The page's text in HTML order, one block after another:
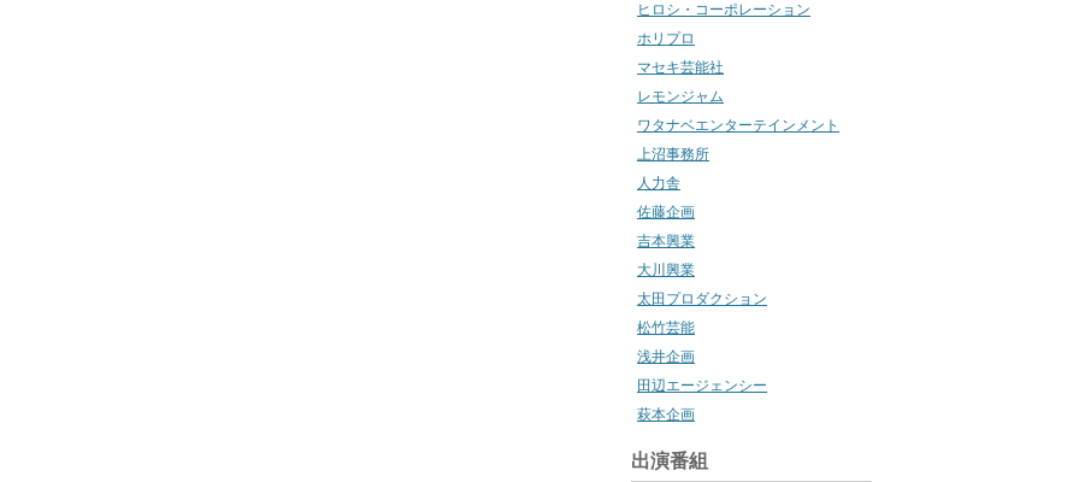
ヒロシ・コーポレーション
ホリプロ
マセキ芸能社
レモンジャム
ワタナベエンターテインメント
上沼事務所
人力舎
佐藤企画
吉本興業
大川興業
太田プロダクション
松竹芸能
浅井企画
田辺エージェンシー
萩本企画
出演番組